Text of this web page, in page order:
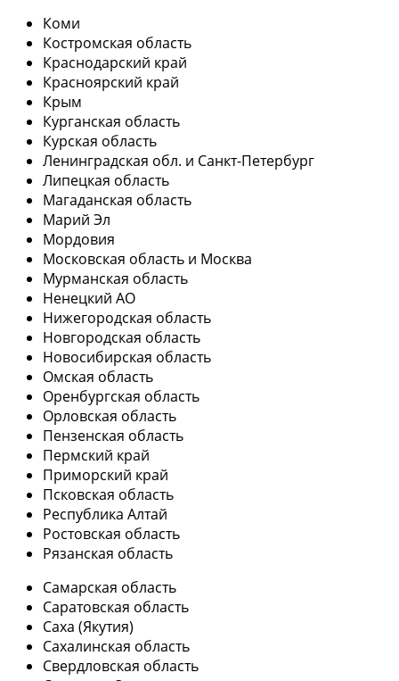
Коми
Костромская область
Краснодарский край
Красноярский край
Крым
Курганская область
Курская область
Ленинградская обл. и Санкт-Петербург
Липецкая область
Магаданская область
Марий Эл
Мордовия
Московская область и Москва
Мурманская область
Ненецкий АО
Нижегородская область
Новгородская область
Новосибирская область
Омская область
Оренбургская область
Орловская область
Пензенская область
Пермский край
Приморский край
Псковская область
Республика Алтай
Ростовская область
Рязанская область
Самарская область
Саратовская область
Саха (Якутия)
Сахалинская область
Свердловская область